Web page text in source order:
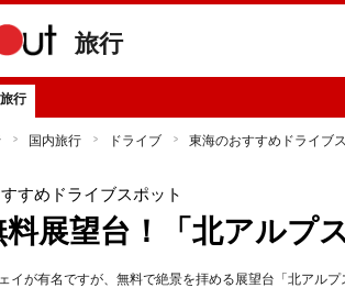
旅行
行
国内旅行 ドライブ 東海のおすすめドライブ
すめドライブスポット
展望台！「北アルプ
イが有名ですが、無料で絶景を拝める展望台「北アル